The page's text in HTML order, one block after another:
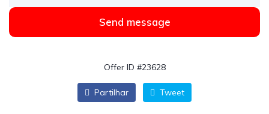
Send message
Offer ID #23628
Partilhar Tweet